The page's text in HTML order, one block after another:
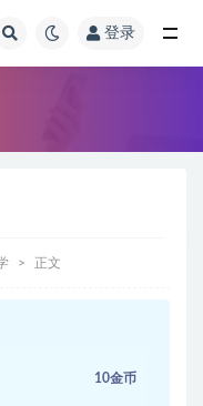
登录
正文
10金币